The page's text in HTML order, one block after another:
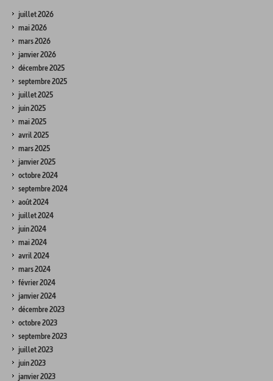
juillet 2026
mai 2026
mars 2026
janvier 2026
décembre 2025
septembre 2025
juillet 2025
juin 2025
mai 2025
avril 2025
mars 2025
janvier 2025
octobre 2024
septembre 2024
août 2024
juillet 2024
juin 2024
mai 2024
avril 2024
mars 2024
février 2024
janvier 2024
décembre 2023
octobre 2023
septembre 2023
juillet 2023
juin 2023
janvier 2023